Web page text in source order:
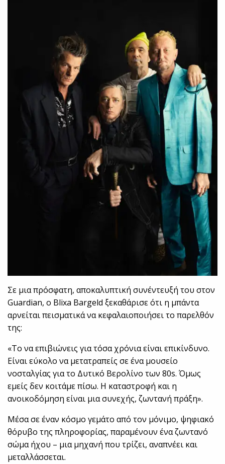
Σε μια πρόσφατη, αποκαλυπτική συνέντευξή του στον
Guardian, ο Blixa Bargeld ξεκαθάρισε ότι η μπάντα
αρνείται πεισματικά να κεφαλαιοποιήσει το παρελθόν
της:
«Το να επιβιώνεις για τόσα χρόνια είναι επικίνδυνο.
Είναι εύκολο να μετατραπείς σε ένα μουσείο
νοσταλγίας για το Δυτικό Βερολίνο των 80s. Όμως
εμείς δεν κοιτάμε πίσω. Η καταστροφή και η
ανοικοδόμηση είναι μια συνεχής, ζωντανή πράξη».
Μέσα σε έναν κόσμο γεμάτο από τον μόνιμο, ψηφιακό
θόρυβο της πληροφορίας, παραμένουν ένα ζωντανό
σώμα ήχου – μια μηχανή που τρίζει, αναπνέει και
μεταλλάσσεται.